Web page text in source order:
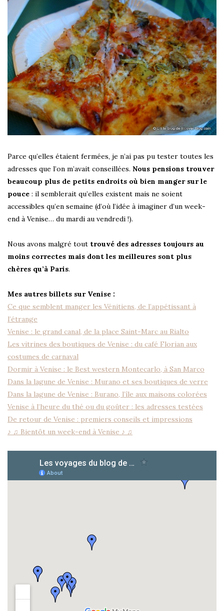
Parce qu’elles étaient fermées, je n’ai pas pu tester toutes les
adresses que l’on m’avait conseillées. Nous pensions trouver
beaucoup plus de petits endroits où bien manger sur le
pouce : il semblerait qu’elles existent mais ne soient
accessibles qu’en semaine (d’où l’idée à imaginer d’un week-
end à Venise… du mardi au vendredi !).
Nous avons malgré tout trouvé des adresses toujours au
moins correctes mais dont les meilleures sont plus
chères qu’à Paris.
Mes autres billets sur Venise :
Ce que semblent manger les Vénitiens, de l’appétissant à
l’étrange
Venise : le grand canal, de la place Saint-Marc au Rialto
Les vitrines des boutiques de Venise : du café Florian aux
costumes de carnaval
Dormir à Venise : le Best western Montecarlo, à San Marco
Dans la lagune de Venise : Murano et ses boutiques de verre
Dans la lagune de Venise : Burano, l’île aux maisons colorées
Venise à l’heure du thé ou du goûter : les adresses testées
De retour de Venise : premiers conseils et impressions
♪ ♫ Bientôt un week-end à Venise ♪ ♫